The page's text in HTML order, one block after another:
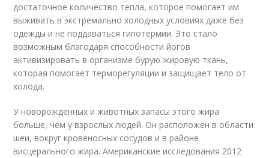
достаточное количество тепла, которое помогает им
выживать в экстремально холодных условиях даже без
одежды и не поддаваться гипотермии. Это стало
возможным благодаря способности йогов
активизировать в организме бурую жировую ткань,
которая помогает терморегуляции и защищает тело от
холода.
У новорожденных и животных запасы этого жира
больше, чем у взрослых людей. Он расположен в области
шеи, вокруг кровеносных сосудов и в районе
висцерального жира. Американские исследования 2012